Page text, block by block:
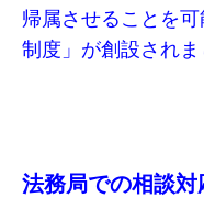
帰属させることを
制度」が創設されま
法務局での相談対